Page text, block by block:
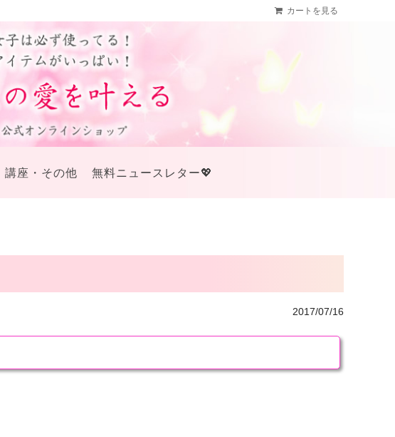
カートを見る
講座・その他 無料ニュースレター💖
2017/07/16